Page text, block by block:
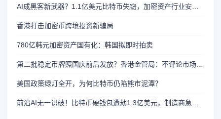
香港打击加密币跨境投资新骗局
780亿韩元加密资产国有化：韩国拟即时拍卖
美国政策绿灯全开，为何比特币仍陷熊市泥潭？